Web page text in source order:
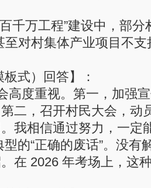
百千万工程”建设中，部
至对村集体产业项目不
板式）回答】：
高度重视。第一，加强
二，召开村民大会，动
我相信通过努力，一定
的“正确的废话”。没有
在 2026 年考场上，这